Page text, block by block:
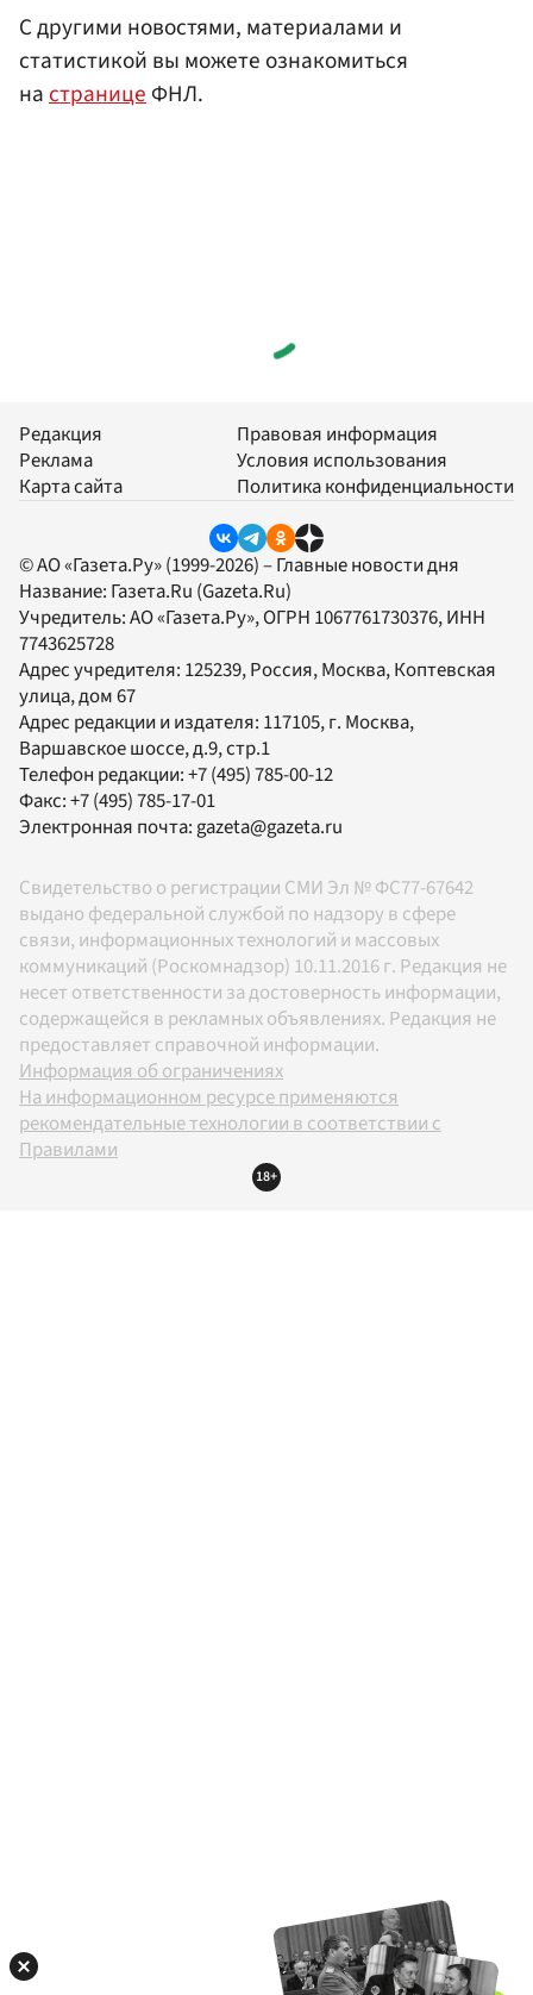
С другими новостями, материалами и
статистикой вы можете ознакомиться
настраницеФНЛ.
Редакция
Реклама
Карта сайта
Правовая информация
Условия использования
Политика конфиденциальности
© АО «Газета.Ру» (1999-2026) – Главные новости дня
Название: Газета.Ru (Gazeta.Ru)
Учредитель:АО «Газета.Ру», ОГРН 1067761730376, ИНН
7743625728
Адрес учредителя: 125239, Россия, Москва, Коптевская
улица, дом 67
Адрес редакции и издателя: 117105, г. Москва,
Варшавское шоссе, д.9, стр.1
Телефон редакции:+7 (495) 785-00-12
Факс:+7 (495) 785-17-01
Электронная почта:gazeta@gazeta.ru
Свидетельство о регистрации СМИ Эл № ФС77-67642
выдано федеральной службой по надзору в сфере
связи, информационных технологий и массовых
коммуникаций (Роскомнадзор) 10.11.2016 г. Редакция не
несет ответственности за достоверность информации,
содержащейся в рекламных объявлениях. Редакция не
предоставляет справочной информации.
Информация об ограничениях
На информационном ресурсе применяются
рекомендательные технологии в соответствии с
Правилами
18+